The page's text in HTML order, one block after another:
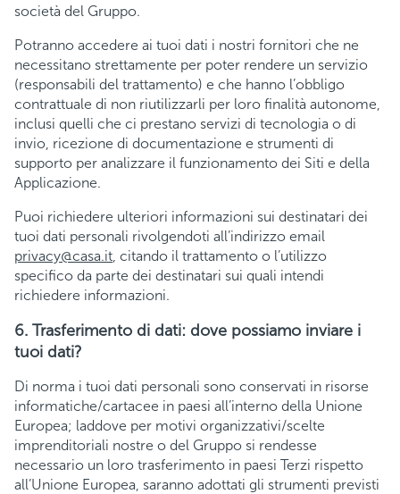
società del Gruppo.
Potranno accedere ai tuoi dati i nostri fornitori che ne
necessitano strettamente per poter rendere un servizio
(responsabili del trattamento) e che hanno l’obbligo
contrattuale di non riutilizzarli per loro finalità autonome,
inclusi quelli che ci prestano servizi di tecnologia o di
invio, ricezione di documentazione e strumenti di
supporto per analizzare il funzionamento dei Siti e della
Applicazione.
Puoi richiedere ulteriori informazioni sui destinatari dei
tuoi dati personali rivolgendoti all’indirizzo email
privacy@casa.it, citando il trattamento o l’utilizzo
specifico da parte dei destinatari sui quali intendi
richiedere informazioni.
6. Trasferimento di dati: dove possiamo inviare i
tuoi dati?
Di norma i tuoi dati personali sono conservati in risorse
informatiche/cartacee in paesi all’interno della Unione
Europea; laddove per motivi organizzativi/scelte
imprenditoriali nostre o del Gruppo si rendesse
necessario un loro trasferimento in paesi Terzi rispetto
all’Unione Europea, saranno adottati gli strumenti previsti